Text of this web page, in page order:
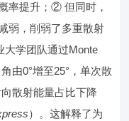
率提升；② 但同时，
弱，削弱了多重散射
大学团队通过Monte
由0°增至25°，单次散
散射能量占比下降
）。这解释了为